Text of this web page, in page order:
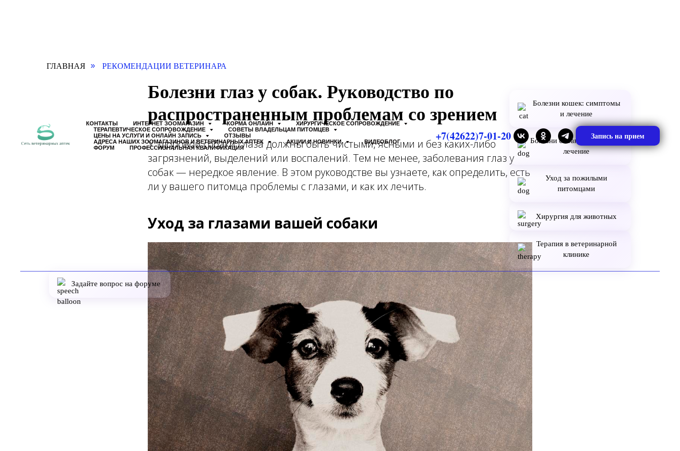
КОНТАКТЫ ИНТЕРНЕТ ЗООМАГАЗИН КОРМА ОНЛАЙН
ХИРУРГИЧЕСКОЕ СОПРОВОЖДЕНИЕ
ТЕРАПЕВТИЧЕСКОЕ СОПРОВОЖДЕНИЕ
СОВЕТЫ ВЛАДЕЛЬЦАМ ПИТОМЦЕВ
ЦЕНЫ НА УСЛУГИ И ОНЛАЙН ЗАПИСЬ
ОТЗЫВЫ
АДРЕСА НАШИХ ЗООМАГАЗИНОВ И ВЕТЕРИНАРНЫХ АПТЕК
АКЦИИ И НОВИНКИ
ВИДЕОБЛОГ
ФОРУМ
ПРОФЕССИОНАЛЬНАЯ КВАЛИФИКАЦИЯ
+7(42622)7-01-20 Запись на прием
ГЛАВНАЯ » РЕКОМЕНДАЦИИ ВЕТЕРИНАРА
Болезни глаз у собак. Руководство по
распространенным проблемам со зрением
У здоровой собаки глаза должны быть чистыми, ясными и без каких-либо
загрязнений, выделений или воспалений. Тем не менее, заболевания глаз у
собак — нередкое явление. В этом руководстве вы узнаете, как определить, есть
ли у вашего питомца проблемы с глазами, и как их лечить.
Уход за глазами вашей собаки
Болезни кошек: симптомы
и лечение
Болезни собак: симптомы и
лечение
Уход за пожилыми
питомцами
Хирургия для животных
Терапия в ветеринарной
клинике
Задайте вопрос на форуме